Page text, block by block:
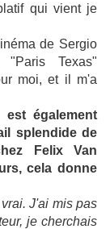
qui vient je
de Sergio
Texas"
moi, et il m'a
également
splendide de
Felix Van
cela donne
J'ai mis pas
je cherchais